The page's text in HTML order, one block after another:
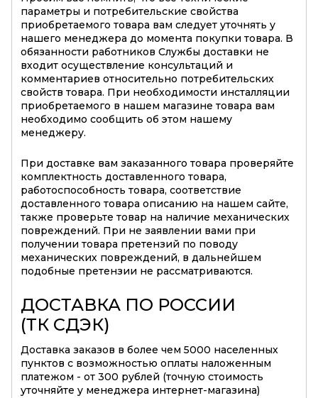
параметры и потребительские свойства
приобретаемого товара вам следует уточнять у
нашего менеджера до момента покупки товара. В
обязанности работников Службы доставки не
входит осуществление консультаций и
комментариев относительно потребительских
свойств товара. При необходимости инсталляции
приобретаемого в нашем магазине товара вам
необходимо сообщить об этом нашему
менеджеру.
При доставке вам заказанного товара проверяйте
комплектность доставленного товара,
работоспособность товара, соответствие
доставленного товара описанию на нашем сайте,
также проверьте товар на наличие механических
повреждений. При не заявлении вами при
получении товара претензий по поводу
механических повреждений, в дальнейшем
подобные претензии не рассматриваются.
ДОСТАВКА ПО РОССИИ
(ТК СДЭК)
Доставка заказов в более чем 5000 населенных
пунктов с возможностью оплаты наложенным
платежом - от 300 рублей (точную стоимость
уточняйте у менеджера интернет-магазина)